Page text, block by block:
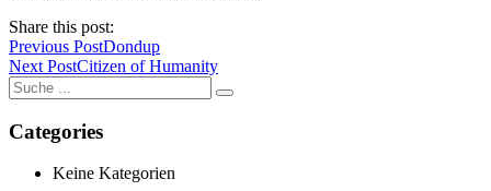
Share this post:
Previous PostDondup
Next PostCitizen of Humanity
Categories
Keine Kategorien